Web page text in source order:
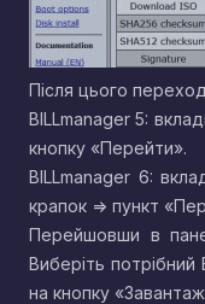
Після цього
BILLmanager 5:
кнопку «Перейти».
BILLmanager 6:
крапок => пункт
Перейшовши в
Виберіть потрібний
на кнопку